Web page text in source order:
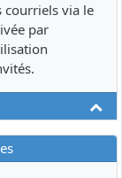
courriels via le
par